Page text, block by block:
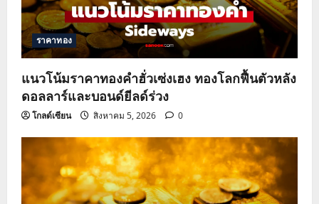
ราคาทอง
แนวโน้มราคาทองคำฮั่วเซ่งเฮง ทองโลกฟื้นตัวหลัง
ดอลลาร์และบอนด์ยีลด์ร่วง
โกลด์เซียน สิงหาคม 5, 2026 0